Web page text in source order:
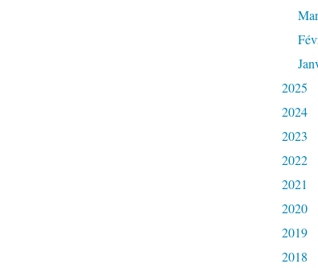
2025
2024
2023
2022
2021
2020
2019
2018